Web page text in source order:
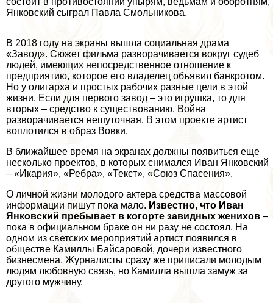
Янковский сыграл Павла Смольникова.
В 2018 году на экраны вышла социальная драма
«Завод». Сюжет фильма разворачивается вокруг судеб
людей, имеющих непосредственное отношение к
предприятию, которое его владелец объявил банкротом.
Но у олигарха и простых рабочих разные цели в этой
жизни. Если для первого завод – это игрушка, то для
вторых – средство к существованию. Война
разворачивается нешуточная. В этом проекте артист
воплотился в образ Вовки.
В ближайшее время на экранах должны появиться еще
несколько проектов, в которых снимался Иван Янковский
– «Икария», «Ребра», «Текст», «Союз Спасения».
О личной жизни молодого актера средства массовой
информации пишут пока мало. Известно, что Иван
Янковский пребывает в когорте завидных женихов –
пока в официальном бpaке он ни разу не состоял. На
одном из светских мероприятий артист появился в
обществе Камиллы Байсаровой, дочери известного
бизнесмена. Журналисты сразу же приписали молодым
людям любовную связь, но Камилла вышла замуж за
другого мужчину.